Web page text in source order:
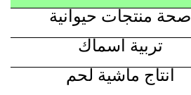
صحة منتجات حيوانية
تربية اسماك
انتاج ماشية لحم